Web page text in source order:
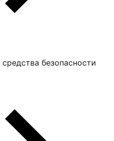
безопасности